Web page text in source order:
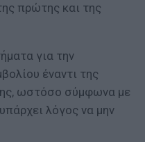
πρώτης και της
για την
έναντι της
ωστόσο σύμφωνα με
λόγος να μην